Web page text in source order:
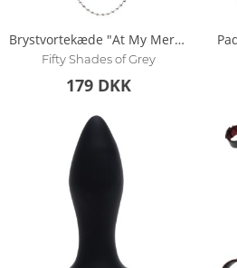
Brystvortekæde "At My Mercy"
Fifty Shades of Grey
179 DKK